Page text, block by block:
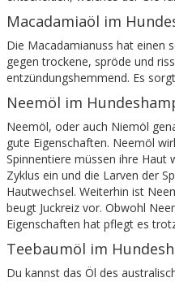
Macadamiaöl im
Die Macadamianuss hat einen
gegen trockene, spröde und
entzündungshemmend. Es
Neemöl im
Neemöl, oder auch Niemöl
gute Eigenschaften. Neemöl
Spinnentiere müssen ihre Haut
Zyklus ein und die Larven der
Hautwechsel. Weiterhin ist
beugt Juckreiz vor. Obwohl
Eigenschaften hat pflegt es
Teebaumöl im
Du kannst das Öl des